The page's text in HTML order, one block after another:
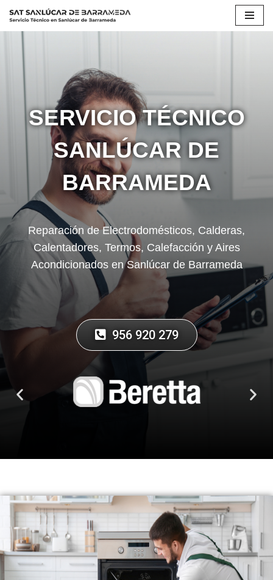
Saltar
SERVICIO TÉCNICO
SANLÚCAR DE
BARRAMEDA
Reparación de Electrodomésticos, Calderas,
Calentadores, Termos, Calefacción y Aires
Acondicionados en Sanlúcar de Barrameda
956 920 279